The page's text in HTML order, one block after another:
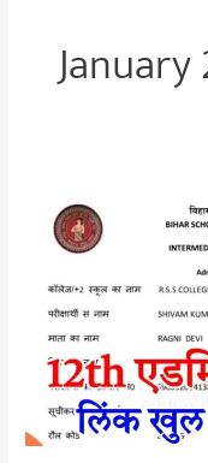
Board
Inter
Admit
Card
2024
Download
Link
: